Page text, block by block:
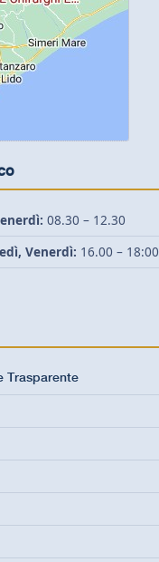
08.30 – 12.30
Venerdì: 16.00 – 18:00
Trasparente